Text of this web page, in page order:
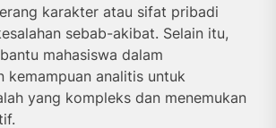
karakter atau sifat pribadi
sebab-akibat. Selain itu,
mahasiswa dalam
kemampuan analitis untuk
yang kompleks dan menemukan